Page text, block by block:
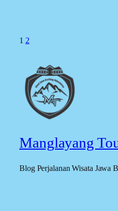
1 2
Manglayang
Blog Perjalanan Wisata Jawa